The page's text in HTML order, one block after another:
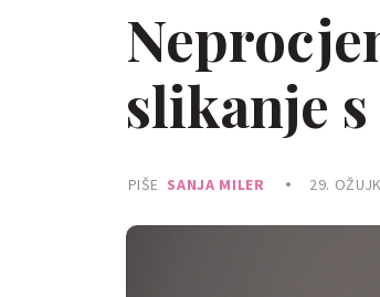
slikanje
PIŠE SANJA MILER 29.